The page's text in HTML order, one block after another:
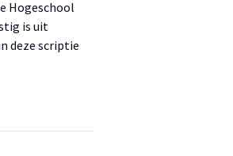
Hogeschool
is uit
deze scriptie